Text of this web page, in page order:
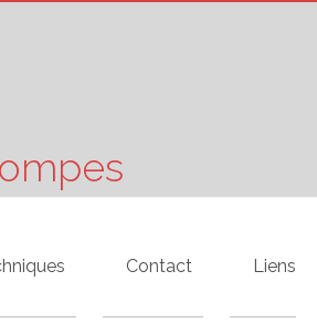
Contact Liens